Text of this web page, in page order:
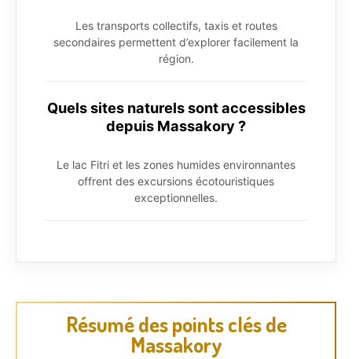
Les transports collectifs, taxis et routes
secondaires permettent d’explorer facilement la
région.
Quels sites naturels sont accessibles
depuis Massakory ?
Le lac Fitri et les zones humides environnantes
offrent des excursions écotouristiques
exceptionnelles.
Résumé des points clés de
Massakory